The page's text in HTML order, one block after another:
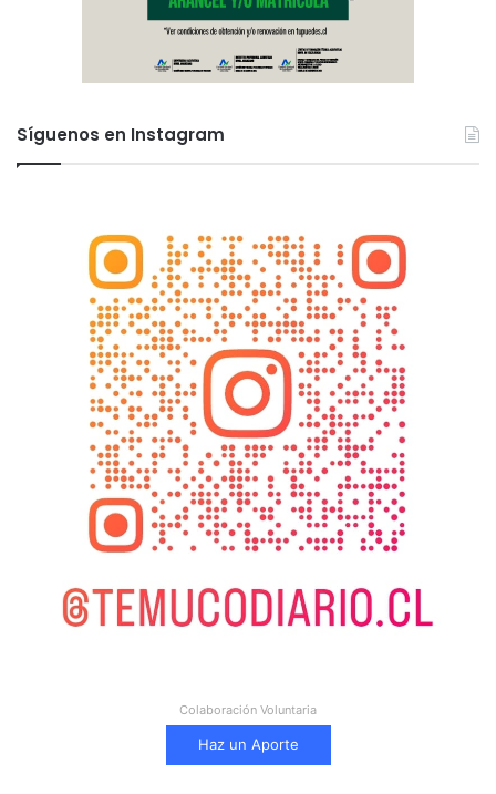
Síguenos en Instagram
Colaboración Voluntaria
Haz un Aporte